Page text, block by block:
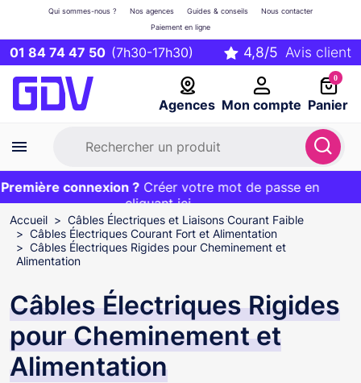
01 84 74 47 50 (7h30-17h30)
Agences Mon compte
Qui sommes-nous ? Nos agences Guides & conseils
Nous contacter
Paiement en ligne
0
Panier
Première commande ?20€ OFFERT sur votre panier
et livraison 24/48h gratuite avec le codeBIENVENUE
connexion ? Créer votre mot de passe en
cliquant ici
EXCLU WEB :
Accueil
Câbles Électriques et Liaisons Courant Faible
Câbles Électriques Courant Fort et Alimentation
Câbles Électriques Rigides pour Cheminement et
Alimentation
Câbles Électriques Rigides
pour Cheminement et
Alimentation